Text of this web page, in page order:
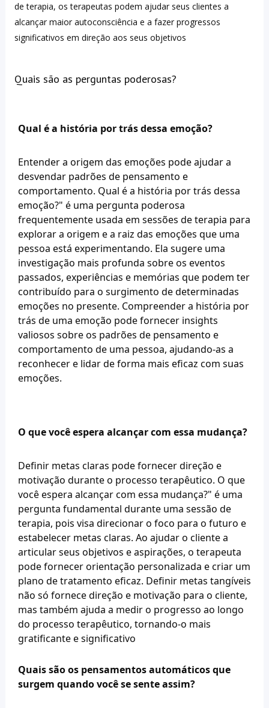
de terapia, os terapeutas podem ajudar seus clientes a
alcançar maior autoconsciência e a fazer progressos
significativos em direção aos seus objetivos
Quais são as perguntas poderosas?
Qual é a história por trás dessa emoção?
Entender a origem das emoções pode ajudar a
desvendar padrões de pensamento e
comportamento. Qual é a história por trás dessa
emoção?" é uma pergunta poderosa
frequentemente usada em sessões de terapia para
explorar a origem e a raiz das emoções que uma
pessoa está experimentando. Ela sugere uma
investigação mais profunda sobre os eventos
passados, experiências e memórias que podem ter
contribuído para o surgimento de determinadas
emoções no presente. Compreender a história por
trás de uma emoção pode fornecer insights
valiosos sobre os padrões de pensamento e
comportamento de uma pessoa, ajudando-as a
reconhecer e lidar de forma mais eficaz com suas
emoções.
O que você espera alcançar com essa mudança?
Definir metas claras pode fornecer direção e
motivação durante o processo terapêutico. O que
você espera alcançar com essa mudança?" é uma
pergunta fundamental durante uma sessão de
terapia, pois visa direcionar o foco para o futuro e
estabelecer metas claras. Ao ajudar o cliente a
articular seus objetivos e aspirações, o terapeuta
pode fornecer orientação personalizada e criar um
plano de tratamento eficaz. Definir metas tangíveis
não só fornece direção e motivação para o cliente,
mas também ajuda a medir o progresso ao longo
do processo terapêutico, tornando-o mais
gratificante e significativo
Quais são os pensamentos automáticos que
surgem quando você se sente assim?